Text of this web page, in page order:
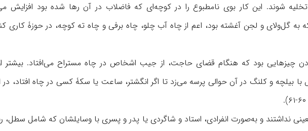
به گل‌ولای و لجن آغشته بود، اعم از چاه آب چلو، چاه برفی و چاه ته کوچه، در حوزۀ
چیزهایی بود که هنگام قضای حاجت، از جیب اشخاص در چاه مستراح می‌افتاد. بیشتر
بیلچه و کلنگ در آن حوالی پرسه می‌زد تا اگر انگشتر، ساعت یا سکۀ کسی در چاه ‌افتاد، در
نداشتند و به‌صورت انفرادی، استاد و شاگردی یا پدر و پسری با وسایلشان که شامل